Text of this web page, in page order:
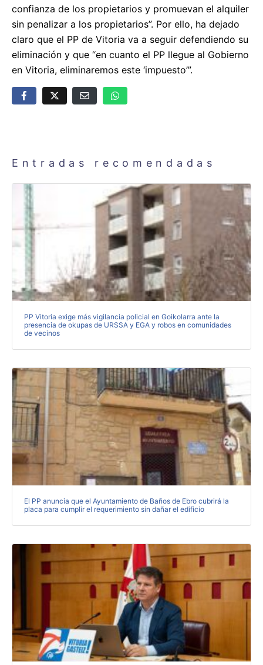
confianza de los propietarios y promuevan el alquiler
sin penalizar a los propietarios”. Por ello, ha dejado
claro que el PP de Vitoria va a seguir defendiendo su
eliminación y que “en cuanto el PP llegue al Gobierno
en Vitoria, eliminaremos este ‘impuesto’”.
Entradas recomendadas
PP Vitoria exige más vigilancia policial en Goikolarra ante la
presencia de okupas de URSSA y EGA y robos en comunidades
de vecinos
El PP anuncia que el Ayuntamiento de Baños de Ebro cubrirá la
placa para cumplir el requerimiento sin dañar el edificio